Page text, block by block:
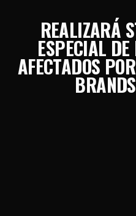
REALIZARÁ
ESPECIAL
AFECTADOS